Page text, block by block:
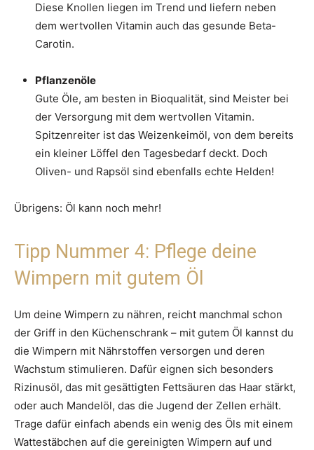
Diese Knollen liegen im Trend und liefern neben
dem wertvollen Vitamin auch das gesunde Beta-
Carotin.
Pflanzenöle
Gute Öle, am besten in Bioqualität, sind Meister bei
der Versorgung mit dem wertvollen Vitamin.
Spitzenreiter ist das Weizenkeimöl, von dem bereits
ein kleiner Löffel den Tagesbedarf deckt. Doch
Oliven- und Rapsöl sind ebenfalls echte Helden!
Übrigens: Öl kann noch mehr!
Tipp Nummer 4: Pflege deine
Wimpern mit gutem Öl
Um deine Wimpern zu nähren, reicht manchmal schon
der Griff in den Küchenschrank – mit gutem Öl kannst du
die Wimpern mit Nährstoffen versorgen und deren
Wachstum stimulieren. Dafür eignen sich besonders
Rizinusöl, das mit gesättigten Fettsäuren das Haar stärkt,
oder auch Mandelöl, das die Jugend der Zellen erhält.
Trage dafür einfach abends ein wenig des Öls mit einem
Wattestäbchen auf die gereinigten Wimpern auf und